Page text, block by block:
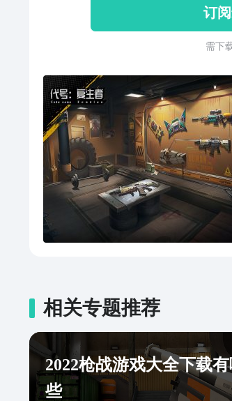
战场载具系统
订
需 下
相关专题推荐
2022枪战游戏大全下载
些